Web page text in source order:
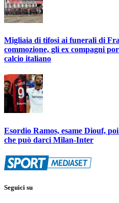
Migliaia di tifosi ai funerali di
commozione, gli ex compagni
calcio italiano
Esordio Ramos, esame Diouf,
che può darci Milan-Inter
Seguici su